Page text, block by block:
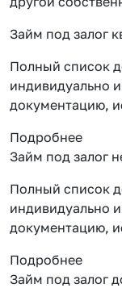
Займ под залог
Полный список
индивидуально
документацию,
Подробнее
Займ под залог
Полный список
индивидуально
документацию,
Подробнее
Займ под залог